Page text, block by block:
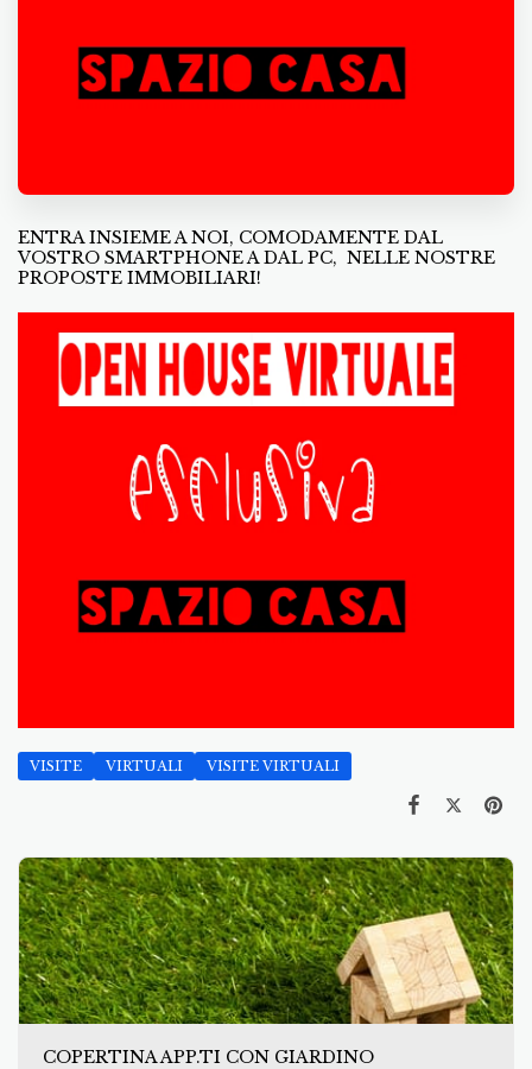
ENTRA INSIEME A NOI, COMODAMENTE DAL
VOSTRO SMARTPHONE A DAL PC, NELLE NOSTRE
PROPOSTE IMMOBILIARI!
VISITE VIRTUALI VISITE VIRTUALI
COPERTINA APP.TI CON GIARDINO